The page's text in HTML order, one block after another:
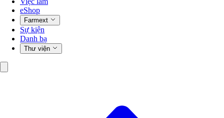
eShop
Farmext
Sự kiện
Danh bạ
Thư viện